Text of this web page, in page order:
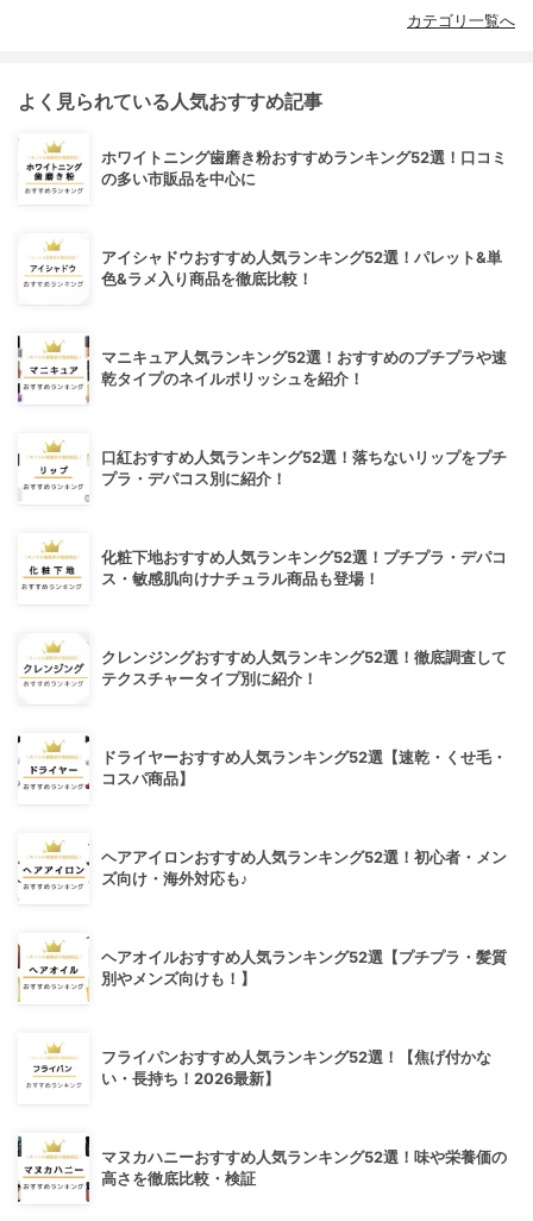
カテゴリ一覧へ
よく見られている人気おすすめ記事
ホワイトニング歯磨き粉おすすめランキング52選！口コミ
の多い市販品を中心に
アイシャドウおすすめ人気ランキング52選！パレット&単
色&ラメ入り商品を徹底比較！
マニキュア人気ランキング52選！おすすめのプチプラや速
乾タイプのネイルポリッシュを紹介！
口紅おすすめ人気ランキング52選！落ちないリップをプチ
プラ・デパコス別に紹介！
化粧下地おすすめ人気ランキング52選！プチプラ・デパコ
ス・敏感肌向けナチュラル商品も登場！
クレンジングおすすめ人気ランキング52選！徹底調査して
テクスチャータイプ別に紹介！
ドライヤーおすすめ人気ランキング52選【速乾・くせ毛・
コスパ商品】
ヘアアイロンおすすめ人気ランキング52選！初心者・メン
ズ向け・海外対応も♪
ヘアオイルおすすめ人気ランキング52選【プチプラ・髪質
別やメンズ向けも！】
フライパンおすすめ人気ランキング52選！【焦げ付かな
い・長持ち！2026最新】
マヌカハニーおすすめ人気ランキング52選！味や栄養価の
高さを徹底比較・検証